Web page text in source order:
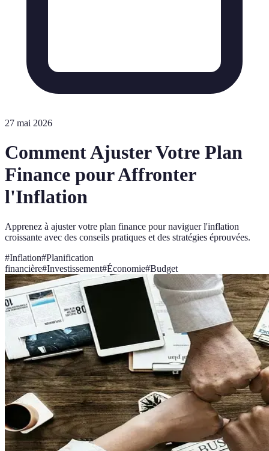
27 mai 2026
Comment Ajuster Votre Plan
Finance pour Affronter
l'Inflation
Apprenez à ajuster votre plan finance pour naviguer l'inflation
croissante avec des conseils pratiques et des stratégies éprouvées.
#Inflation#Planification
financière#Investissement#Économie#Budget